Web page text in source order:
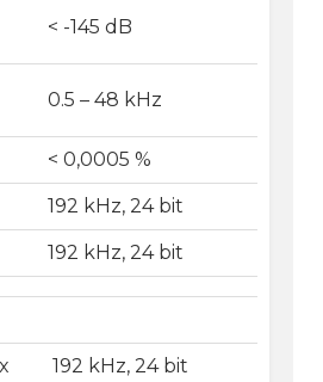
< -145 dB
0.5 – 48 kHz
< 0,0005 %
192 kHz, 24 bit
192 kHz, 24 bit
192 kHz, 24 bit